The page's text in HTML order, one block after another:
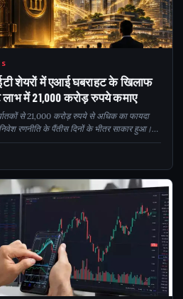
शेयरों में एआई घबराहट के खिलाफ
लाभ में 21,000 करोड़ रुपये कमाए
से 21,000 करोड़ रुपये से अधिक का फायदा
रणनीति के पैंतीस दिनों के भीतर साकार हुआ।
टी के शेयर जमा किए...